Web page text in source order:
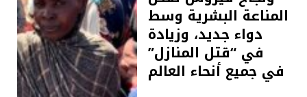
المناعة البشرية وسط
دواء جديد، وزيادة
في “قتل المنازل”
في جميع أنحاء العالم